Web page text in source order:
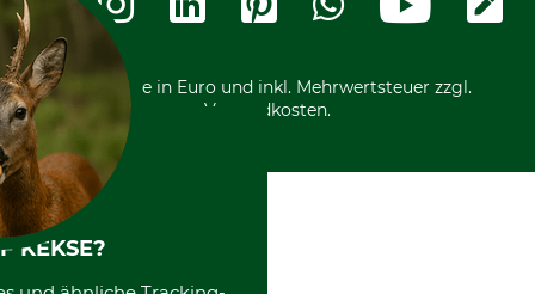
Kostenloser Rückversand
Nachhaltigkeit
Entsorgung und Umwelt
Datenschutz Print
Motorgeräteshop
Über uns
Community
International
Kooperationen
Alle Preise in Euro und inkl. Mehrwertsteuer zzgl.
Versandkosten.
KEKSE?